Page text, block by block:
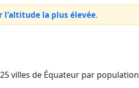
l'altitude la plus élevée.
villes de Équateur par population